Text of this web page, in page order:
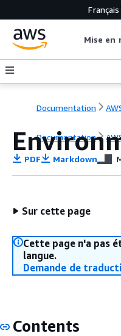
Français
Mise en
Documentation
Documentation
PDF Markdown
Sur cette page
Cette page n'a pas
langue.
Demande de
Contents